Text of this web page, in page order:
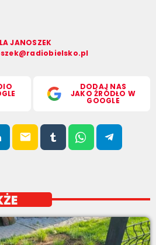
JANOSZEK
DODAJ NAS
JAKO ŹRÓDŁO W
GOOGLE
email